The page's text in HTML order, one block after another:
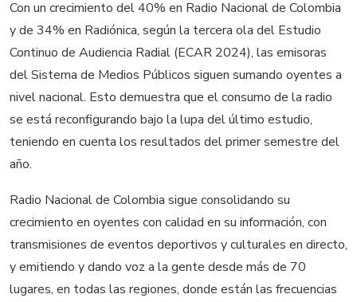
Con un crecimiento del 40% en Radio Nacional de Colombia
y de 34% en Radiónica, según la tercera ola del Estudio
Continuo de Audiencia Radial (ECAR 2024), las emisoras
del Sistema de Medios Públicos siguen sumando oyentes a
nivel nacional. Esto demuestra que el consumo de la radio
se está reconfigurando bajo la lupa del último estudio,
teniendo en cuenta los resultados del primer semestre del
año.
Radio Nacional de Colombia sigue consolidando su
crecimiento en oyentes con calidad en su información, con
transmisiones de eventos deportivos y culturales en directo,
y emitiendo y dando voz a la gente desde más de 70
lugares, en todas las regiones, donde están las frecuencias